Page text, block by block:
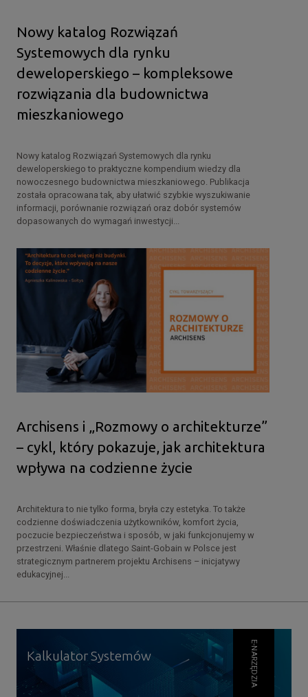
Nowy katalog Rozwiązań
Systemowych dla rynku
deweloperskiego – kompleksowe
rozwiązania dla budownictwa
mieszkaniowego
Nowy katalog Rozwiązań Systemowych dla rynku
deweloperskiego to praktyczne kompendium wiedzy dla
nowoczesnego budownictwa mieszkaniowego. Publikacja
została opracowana tak, aby ułatwić szybkie wyszukiwanie
informacji, porównanie rozwiązań oraz dobór systemów
dopasowanych do wymagań inwestycji...
Archisens i „Rozmowy o architekturze”
– cykl, który pokazuje, jak architektura
wpływa na codzienne życie
Architektura to nie tylko forma, bryła czy estetyka. To także
codzienne doświadczenia użytkowników, komfort życia,
poczucie bezpieczeństwa i sposób, w jaki funkcjonujemy w
przestrzeni. Właśnie dlatego Saint-Gobain w Polsce jest
strategicznym partnerem projektu Archisens – inicjatywy
edukacyjnej...
Kalkulator Systemów E-NARZĘDZIA